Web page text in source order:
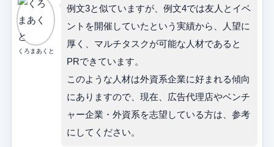
くろまあくと
例文3と似ていますが、例文4では友人とイベ
ントを開催していたという実績から、人望に
厚く、マルチタスクが可能な人材であると
PRできています。
このような人材は外資系企業に好まれる傾向
にありますので、現在、広告代理店やベンチ
ャー企業・外資系を志望している方は、参考
にしてください。